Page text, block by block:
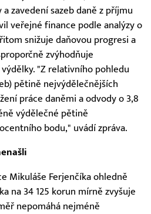
zavedení sazeb daně z příjmu
veřejné finance podle analýzy o
snižuje daňovou progresi a
zvýhodňuje
"Z relativního pohledu
pětině nejvýdělečnějších
práce daněmi a odvody o 3,8
výdělečné pětině
bodu," uvádí zpráva.
Mikuláše Ferjenčíka ohledně
na 34 125 korun mírně zvyšuje
nepomáhá nejméně